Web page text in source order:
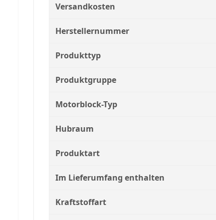
Versandkosten
Herstellernummer
Produkttyp
Produktgruppe
Motorblock-Typ
Hubraum
Produktart
Im Lieferumfang enthalten
Kraftstoffart